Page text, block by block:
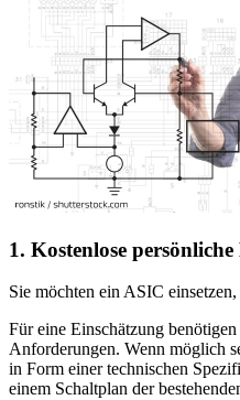
1. Kostenlose
Sie möchten ein ASIC
Für eine Einschätzung
Anforderungen. Wenn möglich
in Form einer technischen
einem Schaltplan der